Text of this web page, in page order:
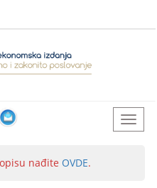
nađite OVDE.